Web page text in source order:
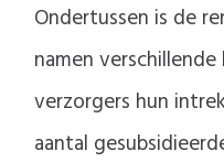
Ondertussen is de
namen verschillende
verzorgers hun
aantal